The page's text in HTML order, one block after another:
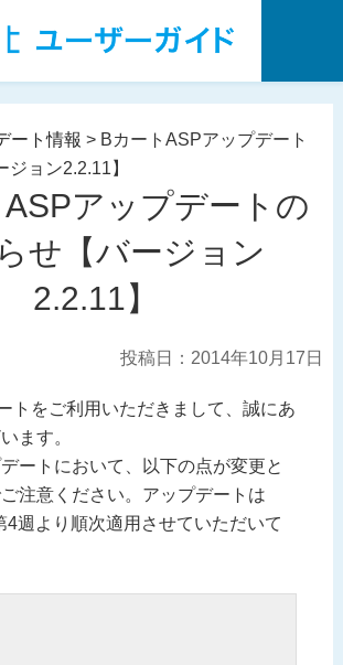
ート情報 > BカートASPアップデート
ョン2.2.11】
アップデートの
せ【バージョン
2.2.11】
投稿日：2014年10月17日
トをご利用いただきまして、誠にあ
ます。
ートにおいて、以下の点が変更と
注意ください。アップデートは
4週より順次適用させていただいて